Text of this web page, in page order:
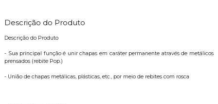
Descrição do Produto
Descrição do Produto
- Sua principal função é unir chapas em caráter permanente através de metálicos
prensados (rebite Pop.)
- União de chapas metálicas, plásticas, etc., por meio de rebites com rosca